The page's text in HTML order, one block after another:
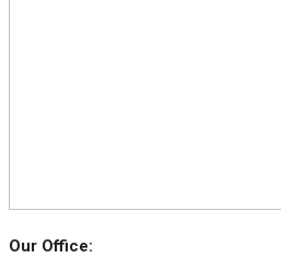
Our Office: